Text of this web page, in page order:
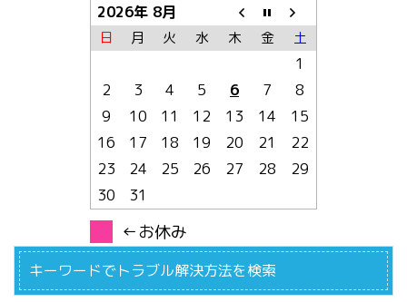
2026年 8月
日 月 火 水 木 金 土
1
2
3 4 5 6 7
8
9
10 11 12 13 14
15
16
17 18 19 20 21
22
23
24 25 26 27 28
29
30
31
←お休み
キーワードでトラブル解決方法を検索